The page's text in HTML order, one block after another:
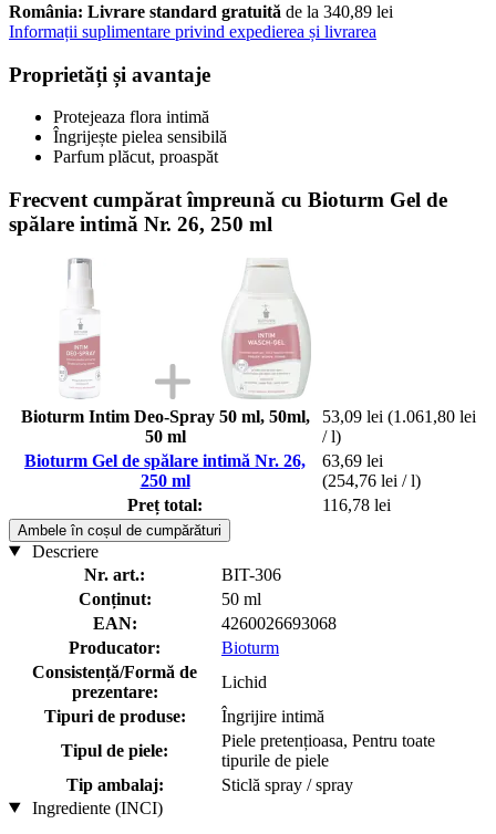
România: Livrare standard gratuită de la 340,89 lei
Informații suplimentare privind expedierea și livrarea
Proprietăți și avantaje
Protejeaza flora intimă
Îngrijește pielea sensibilă
Parfum plăcut, proaspăt
Frecvent cumpărat împreună cu Bioturm Gel de
spălare intimă Nr. 26, 250 ml
Bioturm Intim Deo-Spray 50 ml, 50ml,
50 ml
53,09 lei (1.061,80 lei
/ l)
Bioturm Gel de spălare intimă Nr. 26,
250 ml
63,69 lei
(254,76 lei / l)
Preț total:
116,78 lei
Ambele în coșul de cumpărături
Descriere
Nr. art.:
BIT-306
Conținut:
50 ml
EAN:
4260026693068
Producator:
Bioturm
Consistență/Formă de
prezentare:
Lichid
Tipuri de produse:
Îngrijire intimă
Tipul de piele:
Piele pretențioasa, Pentru toate
tipurile de piele
Tip ambalaj:
Sticlă spray / spray
Ingrediente (INCI)